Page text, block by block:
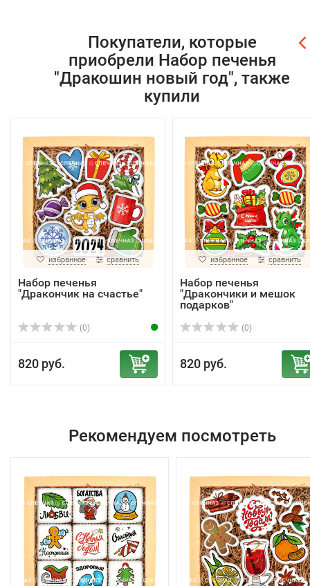
Покупатели, которые
приобрели Набор печенья
"Дракошин новый год", также
купили
избранное сравнить
Набор печенья
"Дракончик на счастье"
(0)
820 руб.
избранное сравнить
Набор печенья
"Дракончики и мешок
подарков"
(0)
820 руб.
Рекомендуем посмотреть